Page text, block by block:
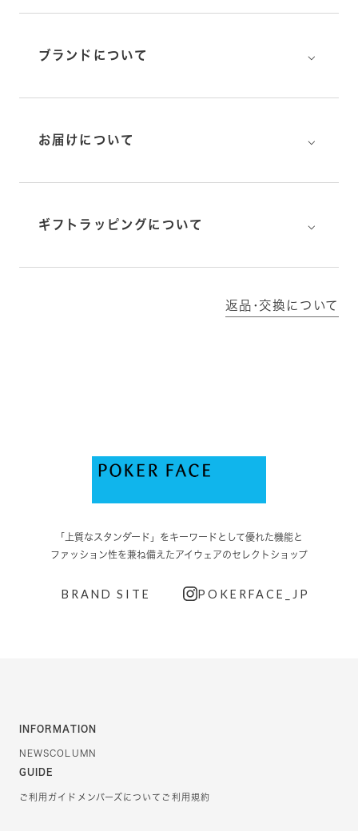
ブランドについて ⌵
お届けについて ⌵
ギフトラッピングについて ⌵
返品･交換について
「上質なスタンダード」をキーワードとして優れた機能と
ファッション性を兼ね備えたアイウェアのセレクトショップ
BRAND SITE POKERFACE_JP
INFORMATION
NEWSCOLUMN
GUIDE
ご利用ガイド メンバーズについて ご利用規約